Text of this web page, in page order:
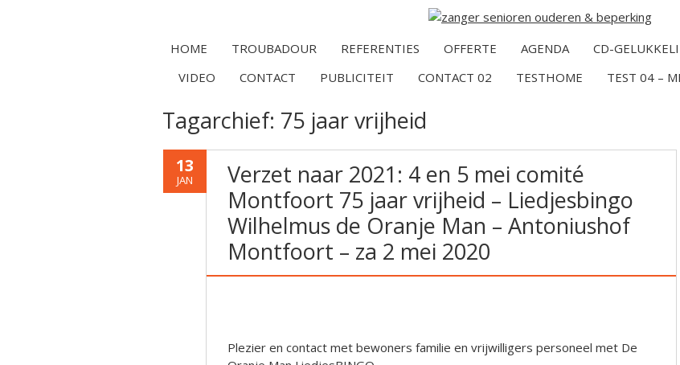
HOME TROUBADOUR REFERENTIES OFFERTE AGENDA CD-
VIDEO
CONTACT PUBLICITEIT CONTACT 02 TESTHOME TEST 04 –
Tagarchief: 75 jaar vrijheid
13
JAN
Verzet naar 2021: 4 en 5 mei comité
Montfoort 75 jaar vrijheid – Liedjesbingo
Wilhelmus de Oranje Man – Antoniushof
Montfoort – za 2 mei 2020
Plezier en contact met bewoners familie en vrijwilligers personeel met De